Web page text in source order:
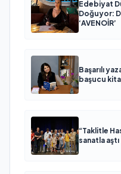
Edebiyat
Doğuyor:
‘AVENOİR’
Başarılı
başucu
“Taklitle
sanatla aştı